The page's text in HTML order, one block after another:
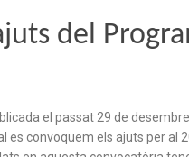
del
el passat 29 de
es convoquem els ajuts per al